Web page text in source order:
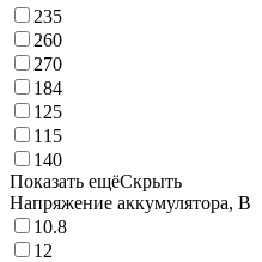
235
260
270
184
125
115
140
Показать ещёСкрыть
Напряжение аккумулятора, В
10.8
12